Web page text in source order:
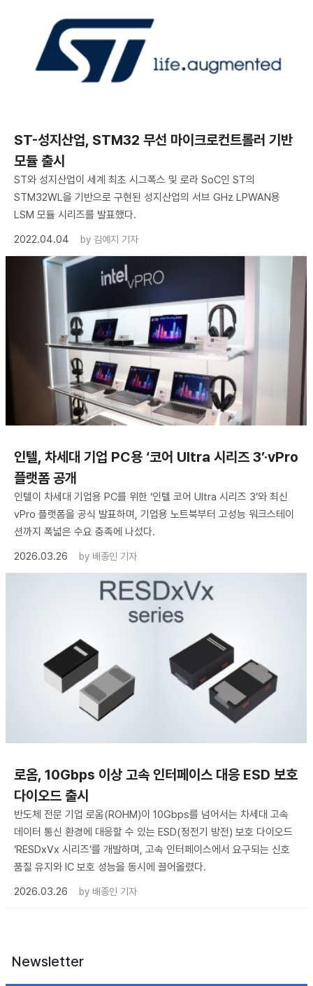
ST-성지산업, STM32 무선 마이크로컨트롤러 기반
모듈 출시
ST와 성지산업이 세계 최초 시그폭스 및 로라 SoC인 ST의
STM32WL을 기반으로 구현된 성지산업의 서브 GHz LPWAN용
LSM 모듈 시리즈를 발표했다.
2022.04.04
by 김예지 기자
인텔, 차세대 기업 PC용 ‘코어 Ultra 시리즈 3’·vPro
플랫폼 공개
인텔이 차세대 기업용 PC를 위한 ‘인텔 코어 Ultra 시리즈 3’와 최신
vPro 플랫폼을 공식 발표하며, 기업용 노트북부터 고성능 워크스테이
션까지 폭넓은 수요 충족에 나섰다.
2026.03.26
by 배종인 기자
로옴, 10Gbps 이상 고속 인터페이스 대응 ESD 보호
다이오드 출시
반도체 전문 기업 로옴(ROHM)이 10Gbps를 넘어서는 차세대 고속
데이터 통신 환경에 대응할 수 있는 ESD(정전기 방전) 보호 다이오드
‘RESDxVx 시리즈’를 개발하며, 고속 인터페이스에서 요구되는 신호
품질 유지와 IC 보호 성능을 동시에 끌어올렸다.
2026.03.26
by 배종인 기자
Newsletter